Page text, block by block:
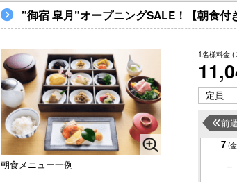
”御宿 皐月”オープニングSALE！【朝食
朝食メニュー一例
1名様料金 (
定員
前
7 (